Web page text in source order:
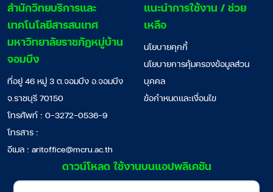
สํานักวิทยบริการและ
เทคโนโลยีสารสนเทศ
มหาวิทยาลัยราชภัฏหมู่บ้าน
จอมบึง
ที่อยู่ 46 หมู่ 3 ต.จอมบึง อ.จอมบึง
จ.ราชบุรี 70150
โทรศัพท์ : 0-3272-0536-9
โทรสาร :
อีเมล : aritoffice@mcru.ac.th
แนะนำการใช้งาน / ช่วย
เหลือ
นโยบายคุกกี้
นโยบายการคุ้มครองข้อมูลส่วน
บุคคล
ข้อกำหนดและเงื่อนไข
ดาวน์โหลด ใช้งานบนแอปพลิเคชัน